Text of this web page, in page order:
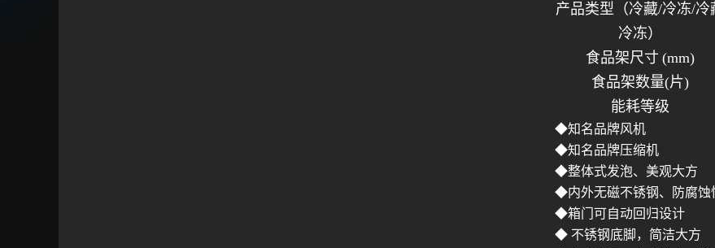
产品类型（冷藏/冷冻/冷
冷冻）
食品架尺寸 (mm)
食品架数量(片)
能耗等级
◆知名品牌风机
◆知名品牌压缩机
◆整体式发泡、美观大方
◆内外无磁不锈钢、防腐蚀
◆箱门可自动回归设计
◆ 不锈钢底脚，简洁大方